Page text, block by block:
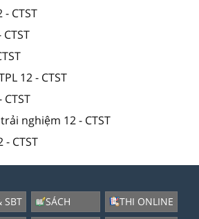
CTST
12 - CTST
nghiệm 12 - CTST
CTST
SBT
SÁCH
THI ONLINE